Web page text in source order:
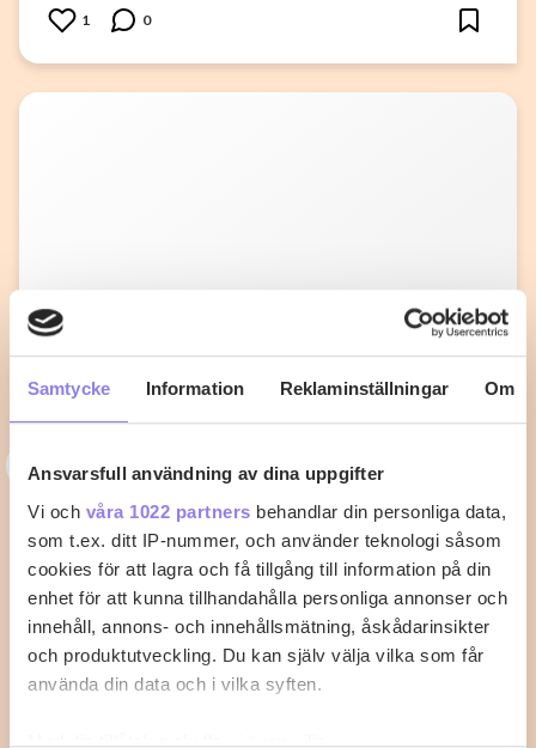
Samtycke Information Reklaminställningar Om
Ansvarsfull användning av dina uppgifter
Vi och våra 1022 partners behandlar din personliga data,
som t.ex. ditt IP-nummer, och använder teknologi såsom
cookies för att lagra och få tillgång till information på din
enhet för att kunna tillhandahålla personliga annonser och
innehåll, annons- och innehållsmätning, åskådarinsikter
och produktutveckling. Du kan själv välja vilka som får
använda din data och i vilka syften.
Med din tillåtelse skulle vi även vilja:
1 0
3 33alva
Kycklingklubba i ugn – Så lyckas du
med perfekt tillagning
När du vill laga kycklingklubba i ugn är det viktigt att
känna till rätt temperatur…
2 0